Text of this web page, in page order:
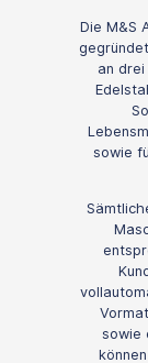
Die M&S
an
sowie
sowie